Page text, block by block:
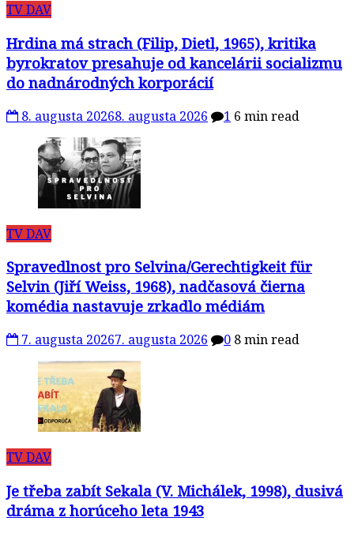
TV DAV
Hrdina má strach (Filip, Dietl, 1965), kritika
byrokratov presahuje od kancelárii socializmu
do nadnárodných korporácií
8. augusta 20268. augusta 2026 1 6 min read
TV DAV
Spravedlnost pro Selvina/Gerechtigkeit für
Selvin (Jiří Weiss, 1968), nadčasová čierna
komédia nastavuje zrkadlo médiám
7. augusta 20267. augusta 2026 0 8 min read
TV DAV
Je třeba zabít Sekala (V. Michálek, 1998), dusivá
dráma z horúceho leta 1943